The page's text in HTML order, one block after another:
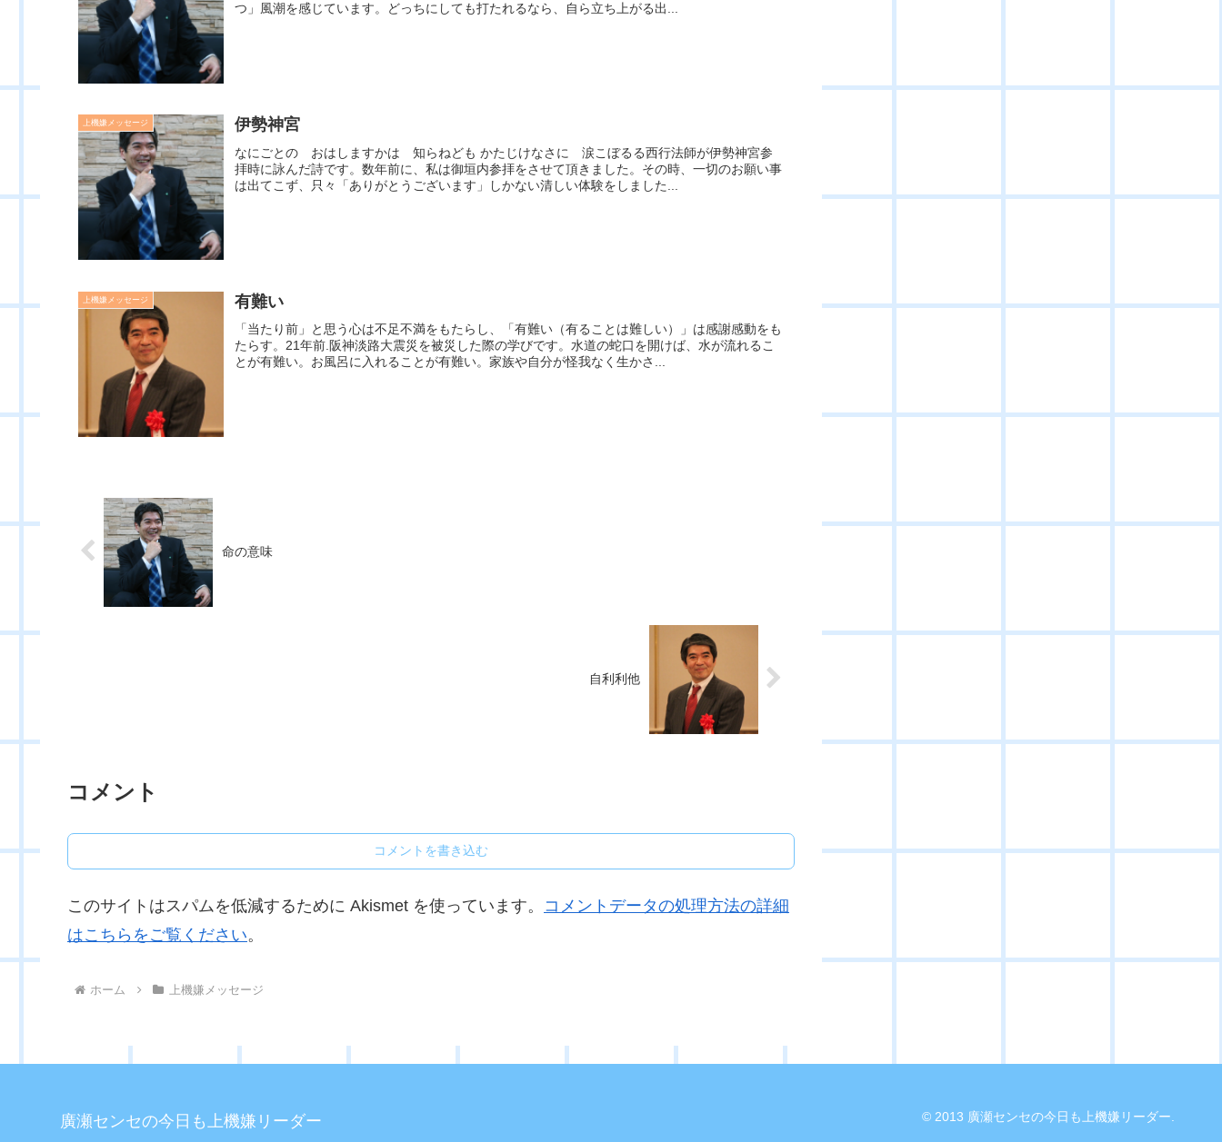
つ」風潮を感じています。どっちにしても打たれるなら、自ら立ち上がる出...
上機嫌メッセージ 伊勢神宮
なにごとの おはしますかは 知らねども かたじけなさに 涙こぼるる西行法師が伊勢神宮参
拝時に詠んだ詩です。数年前に、私は御垣内参拝をさせて頂きました。その時、一切のお願い事
は出てこず、只々「ありがとうございます」しかない清しい体験をしました...
上機嫌メッセージ 有難い
「当たり前」と思う心は不足不満をもたらし、「有難い（有ることは難しい）」は感謝感動をも
たらす。21年前.阪神淡路大震災を被災した際の学びです。水道の蛇口を開けば、水が流れるこ
とが有難い。お風呂に入れることが有難い。家族や自分が怪我なく生かさ...
命の意味
自利利他
コメント
コメントを書き込む
このサイトはスパムを低減するために Akismet を使っています。 コメントデータの処理方法の詳細
はこちらをご覧ください。
ホーム 上機嫌メッセージ
廣瀬センセの今日も上機嫌リーダー © 2013 廣瀬センセの今日も上機嫌リーダー.